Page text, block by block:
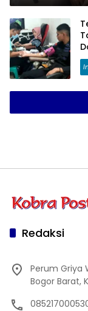
Redaksi
Perum Griya
Bogor Barat,